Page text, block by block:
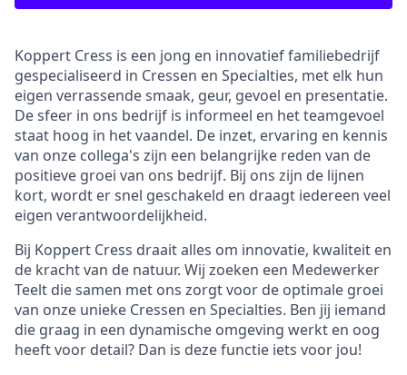
Koppert Cress is een jong en innovatief familiebedrijf
gespecialiseerd in Cressen en Specialties, met elk hun
eigen verrassende smaak, geur, gevoel en presentatie.
De sfeer in ons bedrijf is informeel en het teamgevoel
staat hoog in het vaandel. De inzet, ervaring en kennis
van onze collega's zijn een belangrijke reden van de
positieve groei van ons bedrijf. Bij ons zijn de lijnen
kort, wordt er snel geschakeld en draagt iedereen veel
eigen verantwoordelijkheid.
Bij Koppert Cress draait alles om innovatie, kwaliteit en
de kracht van de natuur. Wij zoeken een Medewerker
Teelt die samen met ons zorgt voor de optimale groei
van onze unieke Cressen en Specialties. Ben jij iemand
die graag in een dynamische omgeving werkt en oog
heeft voor detail? Dan is deze functie iets voor jou!